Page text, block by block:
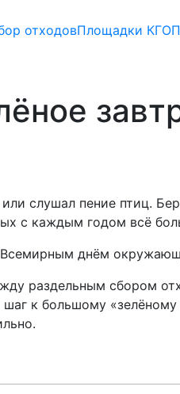
отходовПлощадки КГО
слушал пение птиц.
с каждым годом всё
Всемирным днём
раздельным сбором
к большому